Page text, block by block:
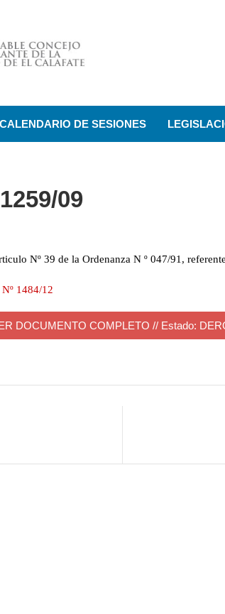
El
CALENDARIO DE SESIONES
09
Nº 39 de la Ordenanza N º 047/91,
1484/12
DOCUMENTO COMPLETO // Estado: